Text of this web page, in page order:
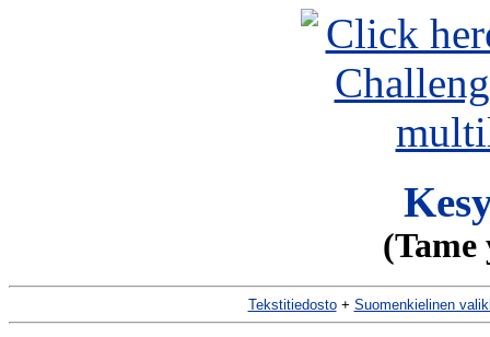
Tekstitiedosto+ Suomenkielinen